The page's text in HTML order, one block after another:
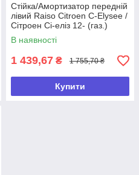
Стійка/Амортизатор передній
лівий Raiso Citroen C-Elysee /
Сітроен Сі-еліз 12- (газ.)
В наявності
1 439,67 ₴ 1 755,70 ₴
Купити